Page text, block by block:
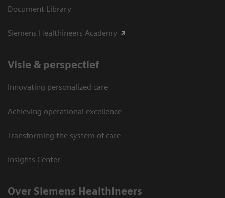
Document Library
Siemens Healthineers Academy
Visie & perspectief
Innovating personalized care
Achieving operational excellence
Transforming the system of care
Insights Center
Over Siemens Healthineers